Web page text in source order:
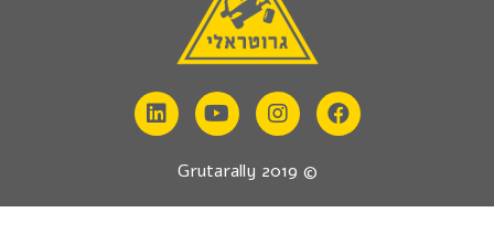
© 2019 Grutarally